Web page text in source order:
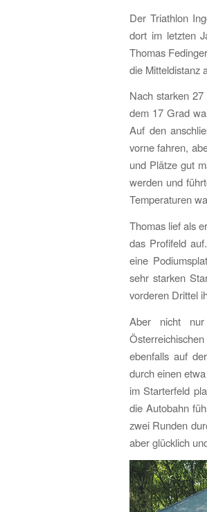
Der Triathlon
dort im letzten
Thomas
die Mitteldistanz
Nach starken
dem 17 Grad
Auf den
vorne fahren,
und Plätze gut
werden und
Temperaturen
Thomas lief als
das Profifeld
eine
sehr starken
vorderen Drittel
Aber nicht
ebenfalls auf
durch einen
im Starterfeld
die Autobahn
zwei Runden
aber glücklich